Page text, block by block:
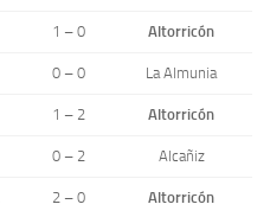
1 – 0 Altorricón
0 – 0 La Almunia
1 – 2 Altorricón
0 – 2 Alcañiz
2 – 0 Altorricón